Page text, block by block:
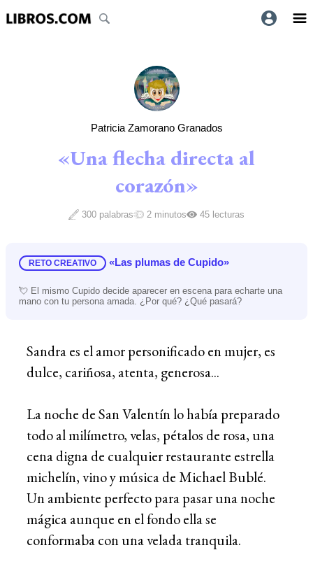
Patricia Zamorano Granados
«Una flecha directa al
corazón»
300 palabras 2 minutos 45 lecturas
RETO CREATIVO «Las plumas de Cupido»
💘 El mismo Cupido decide aparecer en escena para echarte una
mano con tu persona amada. ¿Por qué? ¿Qué pasará?
Sandra es el amor personificado en mujer, es
dulce, cariñosa, atenta, generosa...
La noche de San Valentín lo había preparado
todo al milímetro, velas, pétalos de rosa, una
cena digna de cualquier restaurante estrella
michelín, vino y música de Michael Bublé.
Un ambiente perfecto para pasar una noche
mágica aunque en el fondo ella se
conformaba con una velada tranquila.